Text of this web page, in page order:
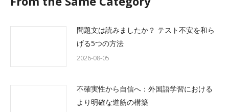
問題文は読みましたか？ テスト不安を和ら
げる5つの方法
2026-08-05
不確実性から自信へ：外国語学習における
より明確な道筋の構築